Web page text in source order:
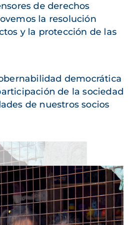
de derechos
la resolución
y la protección de las
democrática
de la sociedad
de nuestros socios